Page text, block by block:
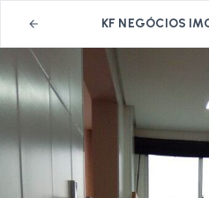
KF NEGÓCIOS